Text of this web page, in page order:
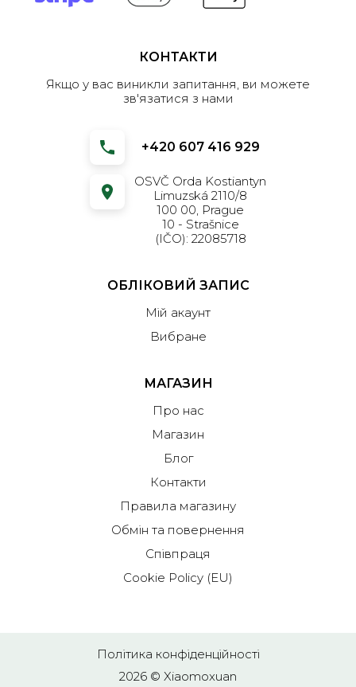
КОНТАКТИ
Якщо у вас виникли запитання, ви можете
зв'язатися з нами
+420 607 416 929
OSVČ Orda Kostiantyn
Limuzská 2110/8
100 00, Prague
10 - Strašnice
(IČO): 22085718
ОБЛІКОВИЙ ЗАПИС
Мій акаунт
Вибране
МАГАЗИН
Про нас
Магазин
Блог
Контакти
Правила магазину
Обмін та повернення
Співпраця
Cookie Policy (EU)
2026 © Xiaomoxuan
Політика конфіденційності